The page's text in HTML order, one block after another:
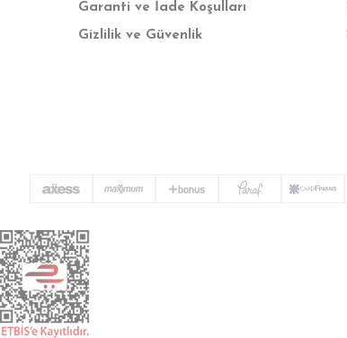
Garanti ve İade Koşulları
Gizlilik ve Güvenlik